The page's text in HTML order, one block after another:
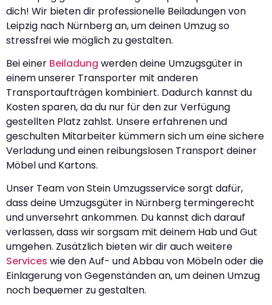
dich! Wir bieten dir professionelle Beiladungen von
Leipzig nach Nürnberg an, um deinen Umzug so
stressfrei wie möglich zu gestalten.
Bei einer Beiladung werden deine Umzugsgüter in
einem unserer Transporter mit anderen
Transportaufträgen kombiniert. Dadurch kannst du
Kosten sparen, da du nur für den zur Verfügung
gestellten Platz zahlst. Unsere erfahrenen und
geschulten Mitarbeiter kümmern sich um eine sichere
Verladung und einen reibungslosen Transport deiner
Möbel und Kartons.
Unser Team von Stein Umzugsservice sorgt dafür,
dass deine Umzugsgüter in Nürnberg termingerecht
und unversehrt ankommen. Du kannst dich darauf
verlassen, dass wir sorgsam mit deinem Hab und Gut
umgehen. Zusätzlich bieten wir dir auch weitere
Services wie den Auf- und Abbau von Möbeln oder die
Einlagerung von Gegenständen an, um deinen Umzug
noch bequemer zu gestalten.